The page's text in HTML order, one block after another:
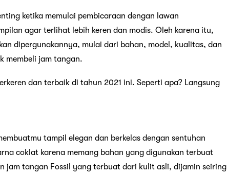
ketika memulai pembicaraan dengan lawan
agar terlihat lebih keren dan modis. Oleh karena itu,
dipergunakannya, mulai dari bahan, model, kualitas, dan
membeli jam tangan.
dan terbaik di tahun 2021 ini. Seperti apa? Langsung
tampil elegan dan berkelas dengan sentuhan
coklat karena memang bahan yang digunakan terbuat
jam tangan Fossil yang terbuat dari kulit asli, dijamin seiring